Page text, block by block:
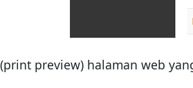
preview) halaman web